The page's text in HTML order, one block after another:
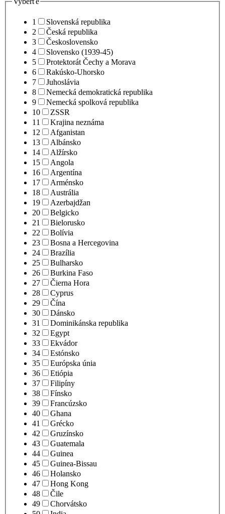
1
Slovenská republika
2
Česká republika
3
Československo
4
Slovensko (1939-45)
5
Protektorát Čechy a Morava
6
Rakúsko-Uhorsko
7
Juhoslávia
8
Nemecká demokratická republika
9
Nemecká spolková republika
10
ZSSR
11
Krajina neznáma
12
Afganistan
13
Albánsko
14
Alžírsko
15
Angola
16
Argentína
17
Arménsko
18
Austrália
19
Azerbajdžan
20
Belgicko
21
Bielorusko
22
Bolívia
23
Bosna a Hercegovina
24
Brazília
25
Bulharsko
26
Burkina Faso
27
Čierna Hora
28
Cyprus
29
Čína
30
Dánsko
31
Dominikánska republika
32
Egypt
33
Ekvádor
34
Estónsko
35
Európska únia
36
Etiópia
37
Filipíny
38
Fínsko
39
Francúzsko
40
Ghana
41
Grécko
42
Gruzínsko
43
Guatemala
44
Guinea
45
Guinea-Bissau
46
Holansko
47
Hong Kong
48
Čile
49
Chorvátsko